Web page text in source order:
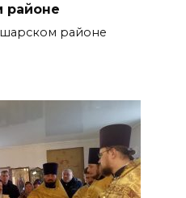
районе
районе